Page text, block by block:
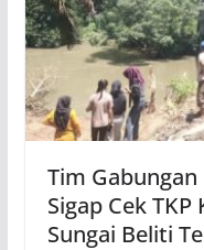
Tim
Sigap Cek
Sungai Beliti